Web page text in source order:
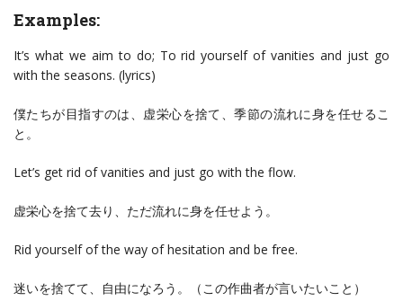
Examples:
It’s what we aim to do; To rid yourself of vanities and just go
with the seasons. (lyrics)
僕たちが目指すのは、虚栄心を捨て、季節の流れに身を任せるこ
と。
Let’s get rid of vanities and just go with the flow.
虚栄心を捨て去り、ただ流れに身を任せよう。
Rid yourself of the way of hesitation and be free.
迷いを捨てて、自由になろう。（この作曲者が言いたいこと）